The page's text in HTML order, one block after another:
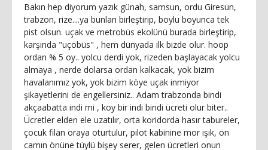
Bakın hep diyorum yazık günah, samsun, ordu Giresun,
trabzon, rize....ya bunları birleştirip, boylu boyunca tek
pist olsun. uçak ve metrobüs ekolünü burada birleştirip,
karşında "uçobüs" , hem dünyada ilk bizde olur. hoop
ordan % 5 oy.. yolcu derdi yok, rizeden başlayacak yolcu
almaya , nerde dolarsa ordan kalkacak, yok bizim
havalanımız yok, yok bizim köye uçak inmiyor
şikayetlerini de engellersiniz.. Adam trabzonda bindi
akçaabatta indi mi , koy bir indi bindi ücreti olur biter..
Ücretler elden ele uzatılır, orta koridorda hasır tabureler,
çocuk filan oraya oturtulur, pilot kabinine mor ışık, ön
camın önüne tüylü bişey serer, gelen ücretleri onun